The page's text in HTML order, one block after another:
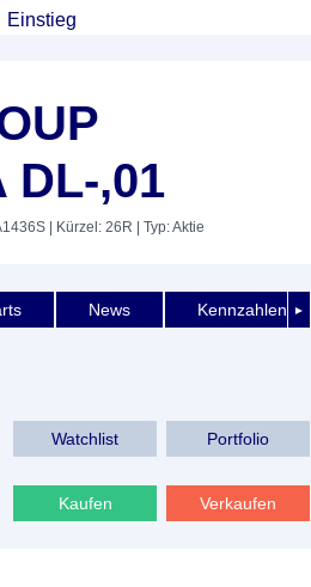
Einstieg
DL-,01
| Kürzel: 26R | Typ: Aktie
►
News Kennzahlen
Watchlist Portfolio
Kaufen Verkaufen